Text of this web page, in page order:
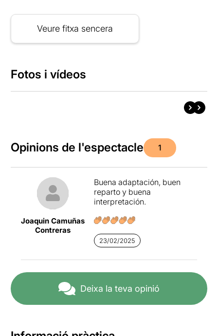
Veure fitxa sencera
Fotos i vídeos
Opinions de l'espectacle 1
Joaquin Camuñas
Contreras
Buena adaptación, buen
reparto y buena
interpretación.
23/02/2025
Deixa la teva opinió